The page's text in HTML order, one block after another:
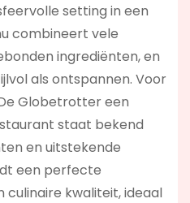
setting in een
combineert vele
ingrediënten, en
als ontspannen. Voor
Globetrotter een
staat bekend
en uitstekende
een perfecte
kwaliteit, ideaal